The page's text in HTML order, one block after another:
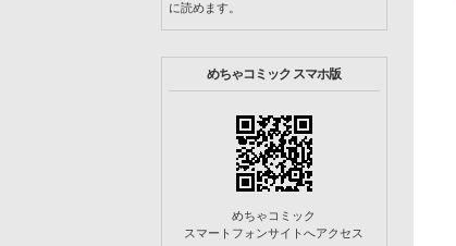
に読めます。
めちゃコミック スマホ版
めちゃコミック
スマートフォンサイトへアクセス